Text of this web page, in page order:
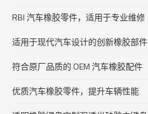
RBI 汽车橡胶零件，适用于专业维修
适用于现代汽车设计的创新橡胶部件
符合原厂品质的 OEM 汽车橡胶配件
优质汽车橡胶零件，提升车辆性能